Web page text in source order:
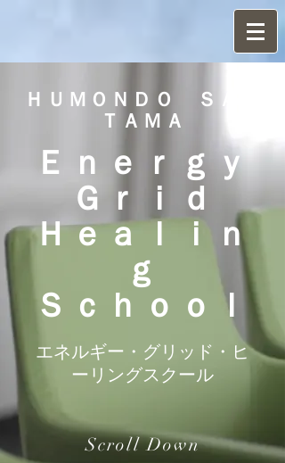
ＨＵＭＯＮＤＯ ＳＡＩ
ＴＡＭＡ
Ｅｎｅｒｇｙ
Ｇｒｉｄ
Ｈｅａｌｉｎ
ｇ
Ｓｃｈｏｏｌ
​エネルギー・グリッド・ヒ
ーリングスクール
Scroll Down